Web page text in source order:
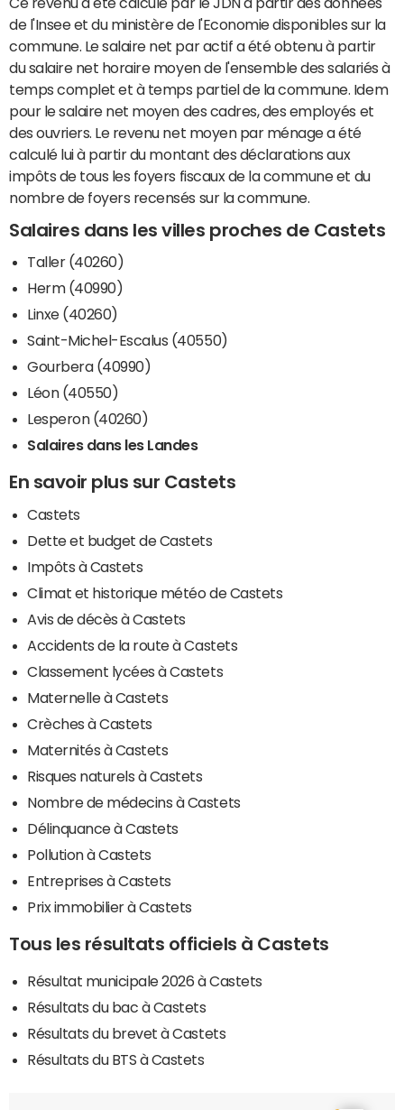
de l'Insee et du ministère de l'Economie disponibles sur la
commune. Le salaire net par actif a été obtenu à partir
du salaire net horaire moyen de l'ensemble des salariés à
temps complet et à temps partiel de la commune. Idem
pour le salaire net moyen des cadres, des employés et
des ouvriers. Le revenu net moyen par ménage a été
calculé lui à partir du montant des déclarations aux
impôts de tous les foyers fiscaux de la commune et du
nombre de foyers recensés sur la commune.
Salaires dans les villes proches de Castets
Taller (40260)
Herm (40990)
Linxe (40260)
Saint-Michel-Escalus (40550)
Gourbera (40990)
Léon (40550)
Lesperon (40260)
Salaires dans les Landes
En savoir plus sur Castets
Castets
Dette et budget de Castets
Impôts à Castets
Climat et historique météo de Castets
Avis de décès à Castets
Accidents de la route à Castets
Classement lycées à Castets
Maternelle à Castets
Crèches à Castets
Maternités à Castets
Risques naturels à Castets
Nombre de médecins à Castets
Délinquance à Castets
Pollution à Castets
Entreprises à Castets
Prix immobilier à Castets
Tous les résultats officiels à Castets
Résultat municipale 2026 à Castets
Résultats du bac à Castets
Résultats du brevet à Castets
Résultats du BTS à Castets